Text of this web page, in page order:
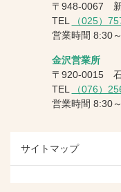
〒948-0067
TEL
（025）
営業時間 8:30
金沢営業所
〒920-0015
TEL
（076）
営業時間 8:30
サイトマップ